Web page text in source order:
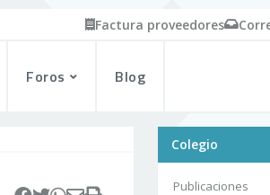
Factura proveedores
Foros Blog
Colegio
Publicaciones